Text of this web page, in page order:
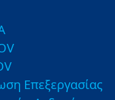
Επεξεργασίας